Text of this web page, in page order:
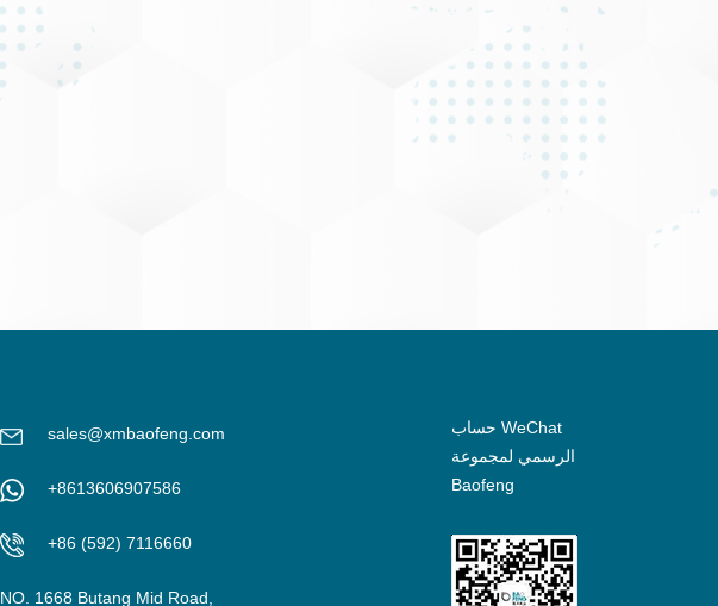
sales@xmbaofeng.com
+8613606907586
+86 (592) 7116660
NO. 1668 Butang Mid Road,
حساب WeChat
الرسمي لمجموعة
Baofeng